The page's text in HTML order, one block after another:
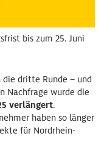
bis zum 25. Juni
die dritte Runde – und
Nachfrage wurde die
verlängert.
haben so länger
für Nordrhein-